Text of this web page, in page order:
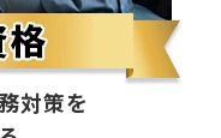
対策を